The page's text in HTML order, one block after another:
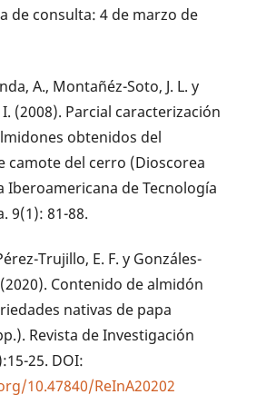
de consulta: 4 de marzo de
A., Montañéz-Soto, J. L. y
I. (2008). Parcial caracterización
obtenidos del
camote del cerro (Dioscorea
Iberoamericana de Tecnología
9(1): 81-88.
Trujillo, E. F. y Gonzáles-
(2020). Contenido de almidón
nativas de papa
Revista de Investigación
25. DOI:
10.47840/ReInA20202